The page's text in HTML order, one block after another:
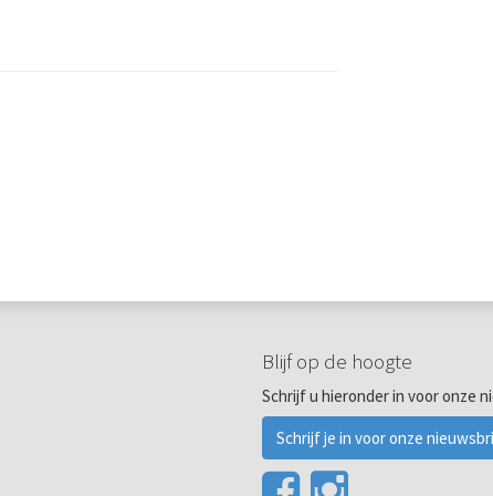
Blijf op de hoogte
Schrijf u hieronder in voor onze
Schrijf je in voor onze